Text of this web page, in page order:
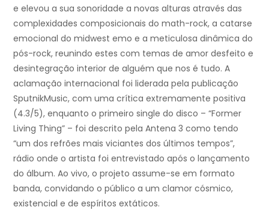
e elevou a sua sonoridade a novas alturas através das
complexidades composicionais do math-rock, a catarse
emocional do midwest emo e a meticulosa dinâmica do
pós-rock, reunindo estes com temas de amor desfeito e
desintegração interior de alguém que nos é tudo. A
aclamação internacional foi liderada pela publicação
SputnikMusic, com uma crítica extremamente positiva
(4.3/5), enquanto o primeiro single do disco – “Former
Living Thing” – foi descrito pela Antena 3 como tendo
“um dos refrões mais viciantes dos últimos tempos”,
rádio onde o artista foi entrevistado após o lançamento
do álbum. Ao vivo, o projeto assume-se em formato
banda, convidando o público a um clamor cósmico,
existencial e de espíritos extáticos.